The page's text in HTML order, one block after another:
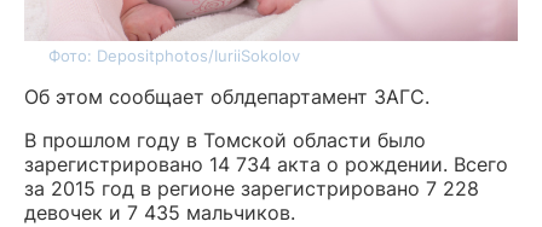
Фото: Depositphotos/IuriiSokolov
Об этом сообщает облдепартамент ЗАГС.
В прошлом году в Томской области было
зарегистрировано 14 734 акта о рождении. Всего
за 2015 год в регионе зарегистрировано 7 228
девочек и 7 435 мальчиков.